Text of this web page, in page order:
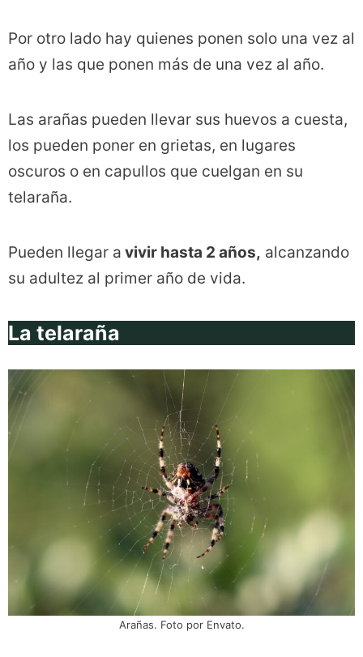
Por otro lado hay quienes ponen solo una vez al
año y las que ponen más de una vez al año.
Las arañas pueden llevar sus huevos a cuesta,
los pueden poner en grietas, en lugares
oscuros o en capullos que cuelgan en su
telaraña.
Pueden llegar a vivir hasta 2 años, alcanzando
su adultez al primer año de vida.
La telaraña
Arañas. Foto por Envato.